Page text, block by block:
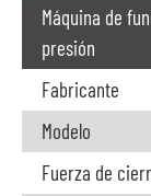
Máquina de
presión
Fabricante
Modelo
Fuerza de